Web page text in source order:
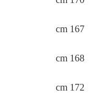
167 cm
168 cm
172 cm